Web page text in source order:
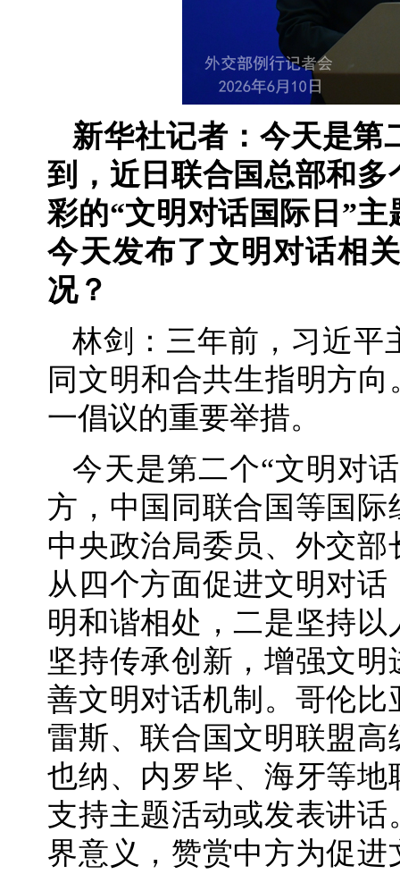
新华社记者：今天是第
到，近日联合国总部和
彩的“文明对话国际日”
今天发布了文明对话相
况？
林剑：三年前，习近平
同文明和合共生指明方
一倡议的重要举措。
今天是第二个“文明对
方，中国同联合国等国
中央政治局委员、外交
从四个方面促进文明对
明和谐相处，二是坚持
坚持传承创新，增强文
善文明对话机制。哥伦
雷斯、联合国文明联盟
也纳、内罗毕、海牙等
支持主题活动或发表讲
界意义，赞赏中方为促